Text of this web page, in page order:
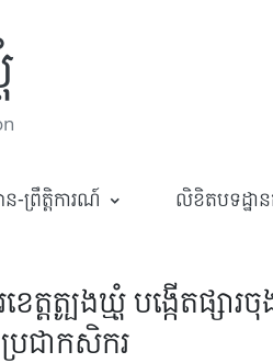
-ព្រឹត្តិការណ៍ លិខិតបទដ្ឋា
ត្តត្បូងឃ្មុំ បង្កើតផ្ស
រជាកសិករ